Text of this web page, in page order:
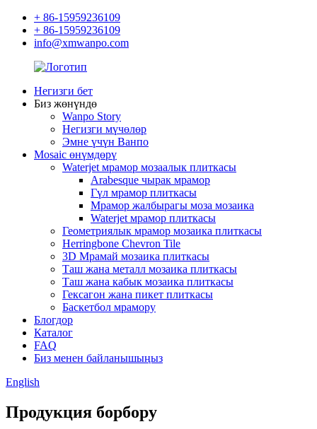
+ 86-15959236109
+ 86-15959236109
info@xmwanpo.com
Негизги бет
Биз жөнүндө
Wanpo Story
Негизги мүчөлөр
Эмне үчүн Ванпо
Mosaic өнүмдөрү
Waterjet мрамор мозаалык плиткасы
Arabesque чырак мрамор
Гүл мрамор плиткасы
Мрамор жалбырагы моза мозаика
Waterjet мрамор плиткасы
Геометриялык мрамор мозаика плиткасы
Herringbone Chevron Tile
3D Мрамай мозаика плиткасы
Таш жана металл мозаика плиткасы
Таш жана кабык мозаика плиткасы
Гексагон жана пикет плиткасы
Баскетбол мрамору
Блогдор
Каталог
FAQ
Биз менен байланышыңыз
English
Продукция борбору